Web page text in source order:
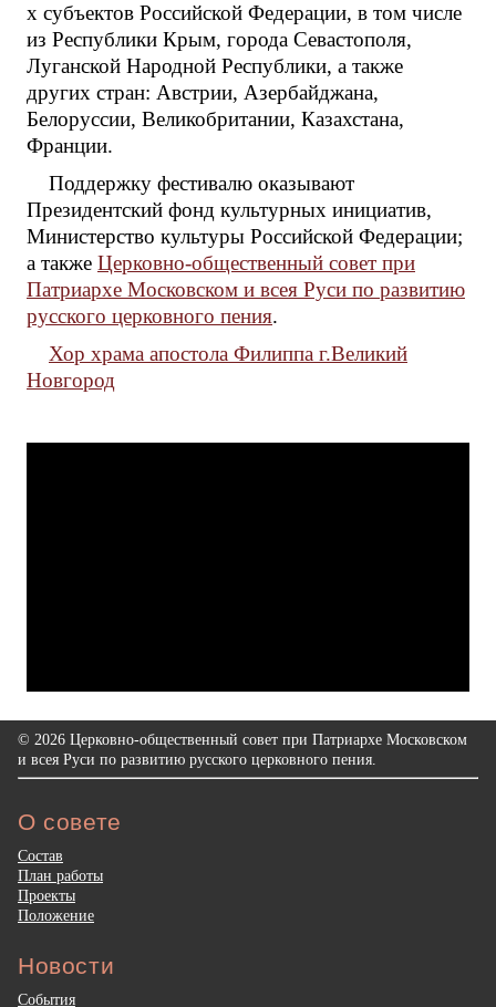
х субъектов Российской Федерации, в том числе
из Республики Крым, города Севастополя,
Луганской Народной Республики, а также
других стран: Австрии, Азербайджана,
Белоруссии, Великобритании, Казахстана,
Франции.
Поддержку фестивалю оказывают
Президентский фонд культурных инициатив,
Министерство культуры Российской Федерации;
а также Церковно-общественный совет при
Патриархе Московском и всея Руси по развитию
русского церковного пения.
Хор храма апостола Филиппа г.Великий
Новгород
© 2026 Церковно-общественный совет при Патриархе Московском
и всея Руси по развитию русского церковного пения.
О совете
Состав
План работы
Проекты
Положение
Новости
События